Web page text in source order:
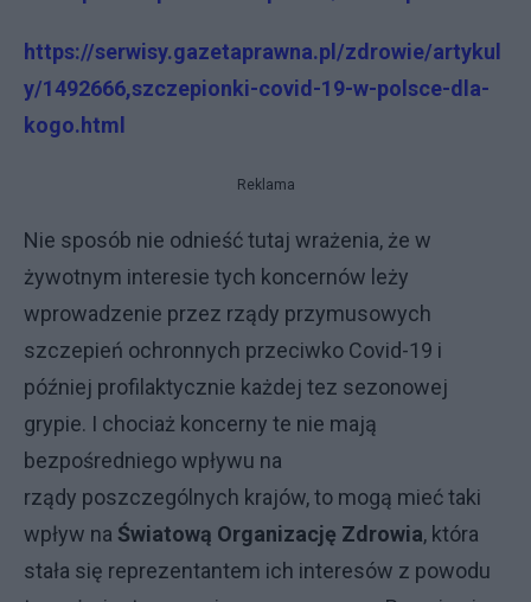
https://serwisy.gazetaprawna.pl/zdrowie/artykul
y/1492666,szczepionki-covid-19-w-polsce-dla-
kogo.html
Reklama
Nie sposób nie odnieść tutaj wrażenia, że w
żywotnym interesie tych koncernów leży
wprowadzenie przez rządy przymusowych
szczepień ochronnych przeciwko Covid-19 i
później profilaktycznie każdej tez sezonowej
grypie. I chociaż koncerny te nie mają
bezpośredniego wpływu na
rządy poszczególnych krajów, to mogą mieć taki
wpływ na Światową Organizację Zdrowia, która
stała się reprezentantem ich interesów z powodu